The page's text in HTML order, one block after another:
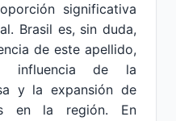
significativa
Brasil es, sin duda,
de este apellido,
influencia de la
y la expansión de
en la región. En